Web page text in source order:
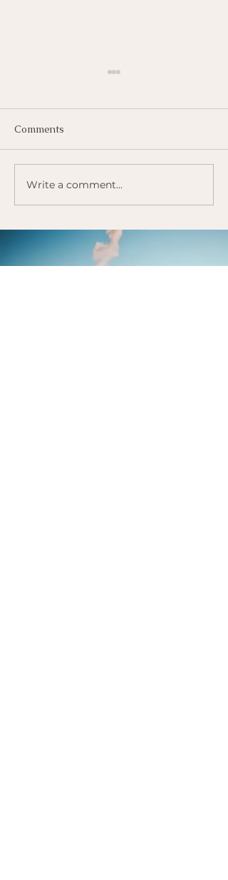
Waarom we mediteren
Comments
Write a comment...